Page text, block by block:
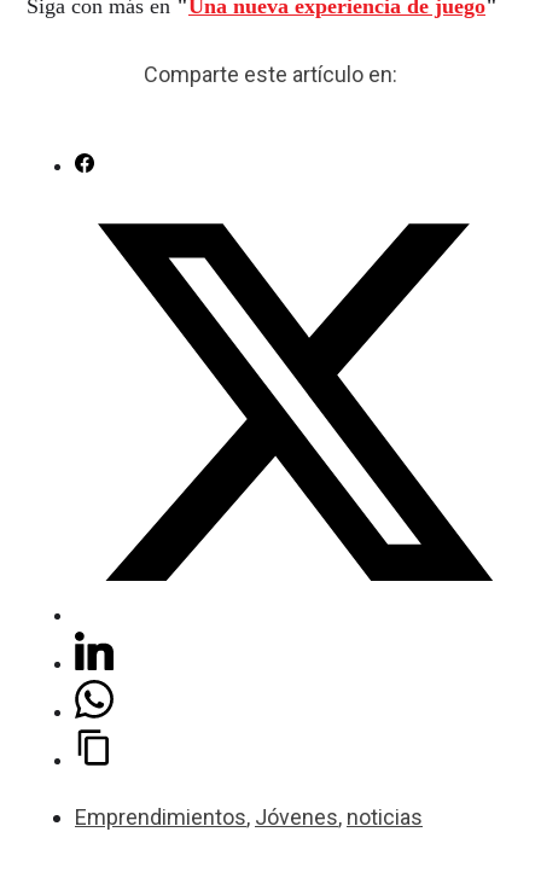
Siga con más en "Una nueva experiencia de juego"
Comparte este artículo en:
Emprendimientos, Jóvenes, noticias